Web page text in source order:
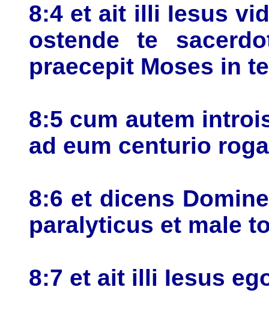
8:4 et ait illi Iesus
ostende te
praecepit Moses in
8:5 cum autem
ad eum centurio
8:6 et dicens
paralyticus et male
8:7 et ait illi Iesus